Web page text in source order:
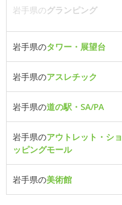
岩手県のグランピング
岩手県のタワー・展望台
岩手県のアスレチック
岩手県の道の駅・SA/PA
岩手県のアウトレット・ショ
ッピングモール
岩手県の美術館